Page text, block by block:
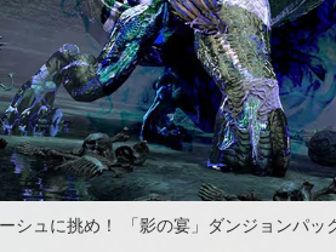
シュに挑め！ 「影の宴」ダンジョンパッ